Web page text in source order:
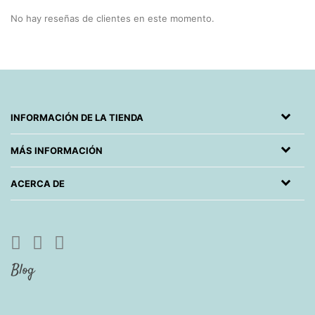
No hay reseñas de clientes en este momento.
INFORMACIÓN DE LA TIENDA
MÁS INFORMACIÓN
ACERCA DE